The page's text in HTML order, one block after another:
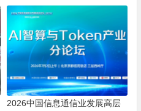
2026中国信息通信业发展高层